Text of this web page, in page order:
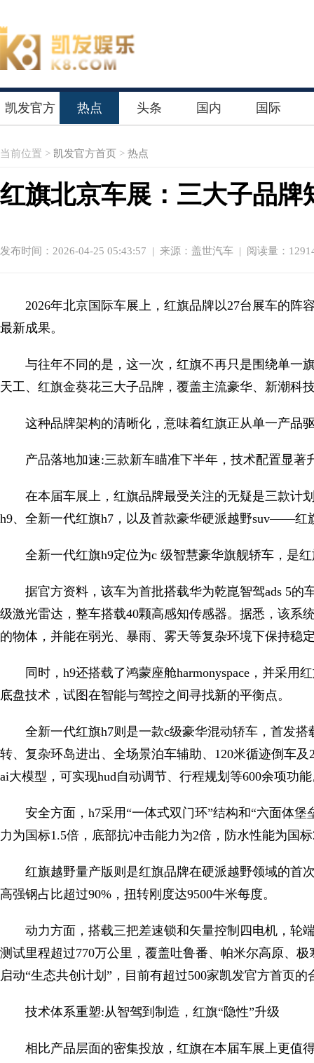
凯发官方 热点 头条 国内 国际
当前位置 > 凯发官方首页 > 热点
红旗北京车展：三大子品
发布时间：2026-04-25 05:43:57 | 来源：盖世汽车 | 阅读量：
2026年北京国际车展上，红旗品牌以27台展车的阵
最新成果。
与往年不同的是，这一次，红旗不再只是围绕单一
天工、红旗金葵花三大子品牌，覆盖主流豪华、新潮科
这种品牌架构的清晰化，意味着红旗正从单一产品
产品落地加速:三款新车瞄准下半年，技术配置显著
在本届车展上，红旗品牌最受关注的无疑是三款计
h9、全新一代红旗h7，以及首款豪华硬派越野suv——红
全新一代红旗h9定位为c 级智慧豪华旗舰轿车，是
据官方资料，该车为首批搭载华为乾崑智驾ads 5
级激光雷达，整车搭载40颗高感知传感器。据悉，该系
的物体，并能在弱光、暴雨、雾天等复杂环境下保持稳
同时，h9还搭载了鸿蒙座舱harmonyspace，并采
底盘技术，试图在智能与驾控之间寻找新的平衡点。
全新一代红旗h7则是一款c级豪华混动轿车，首发
转、复杂环岛进出、全场景泊车辅助、120米循迹倒车
ai大模型，可实现hud自动调节、行程规划等600余项功
安全方面，h7采用“一体式双门环”结构和“六面体
力为国标1.5倍，底部抗冲击能力为2倍，防水性能为国
红旗越野量产版则是红旗品牌在硬派越野领域的首
高强钢占比超过90%，扭转刚度达9500牛米每度。
动力方面，搭载三把差速锁和矢量控制四电机，轮
测试里程超过770万公里，覆盖吐鲁番、帕米尔高原、
启动“生态共创计划”，目前有超过500家凯发官方首页
技术体系重塑:从智驾到制造，红旗“隐性”升级
相比产品层面的密集投放，红旗在本届车展上更值